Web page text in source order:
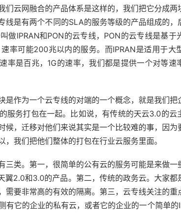
们云网融合的产品体系是这样的，我们把它分成两
线是有两个不同的SLA的服务等级的产品组成的，
做IPRAN和PON的云专线，PON的云专线是基于
率可能200兆以内的服务。而IPRAN是适用于大
率是百兆，1G的速率，我们都是提供一个对等速
是作为一个云专线的对端的一个概念，就是我们把
服务打包在一起。比如说，有传统的天云3.0的云
候，迁移对他们来说其实是一个比较难的事，因为
我们把他们整体的打包在行业云服务里面。
三类。第一，很简单的公有云的服务可能是来做一
翼2.0和3.0的产品。第二，传统的政务云。大家都
需要非常高的有效的隔离。第三，云专线关注的重
有它的企业的私有云，或者它的企业的一个简单的